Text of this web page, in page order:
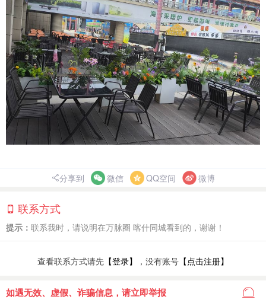
分享到 微信 QQ空间 微博
联系方式
提示： 联系我时，请说明在万脉圈 喀什同城看到的，谢谢！
查看联系方式请先 【登录】 ，没有账号 【点击注册】
如遇无效、虚假、诈骗信息，请立即举报